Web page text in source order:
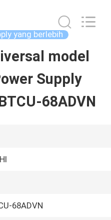
yang berlebih
model
Supply
68ADVN
68ADVN